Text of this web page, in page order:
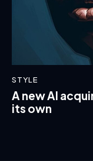
STYLE
A new AI
its own